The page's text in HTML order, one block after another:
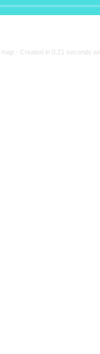
Persian site